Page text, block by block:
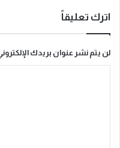
اترك تعليقاً
لن يتم نشر عنوان بريدك